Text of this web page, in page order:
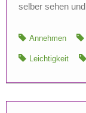
selber sehen
Annehmen
Leichtigkeit